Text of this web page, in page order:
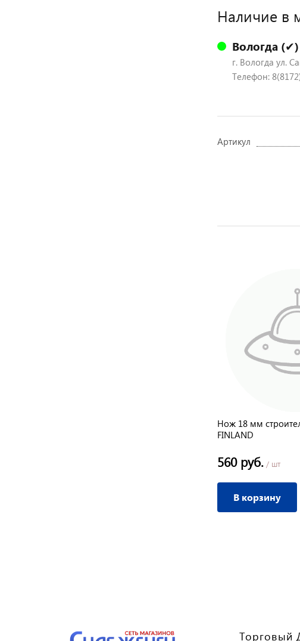
Наличие в
Вологда (✔)
г. Вологда ул.
Телефон:
Артикул
Нож 18 мм
FINLAND
560 руб. / шт
В корзину
Торговый